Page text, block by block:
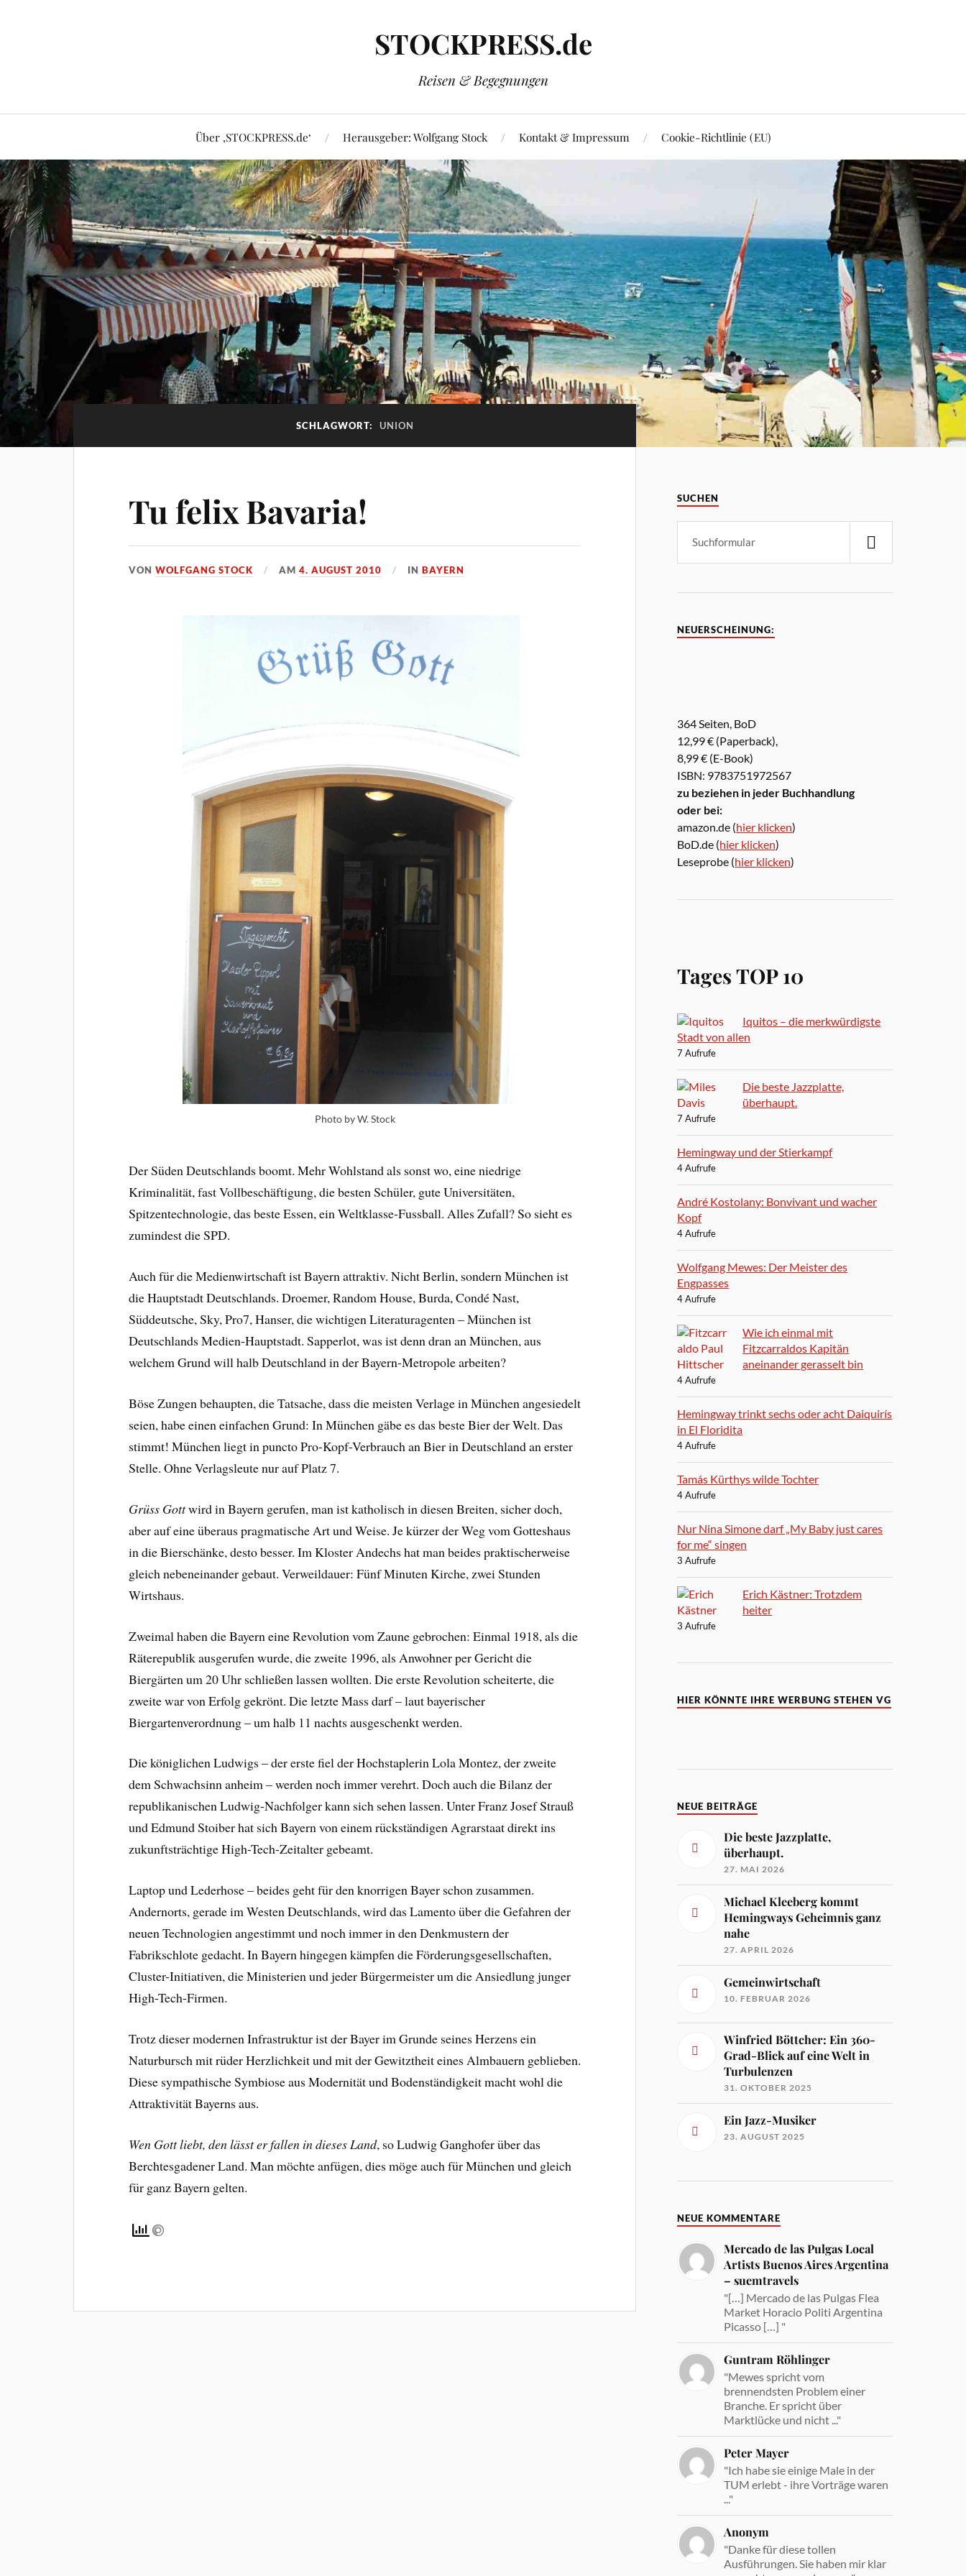
STOCKPRESS.de
Reisen & Begegnungen
Über ‚STOCKPRESS.de‘ Herausgeber: Wolfgang Stock Kontakt & Impressum Cookie-Richtlinie (EU)
SCHLAGWORT: UNION
Tu felix Bavaria!
VONWOLFGANG STOCK AM4. AUGUST 2010 INBAYERN
Photo by W. Stock
Der Süden Deutschlands boomt. Mehr Wohlstand als sonst wo, eine niedrige
Kriminalität, fast Vollbeschäftigung, die besten Schüler, gute Universitäten,
Spitzentechnologie, das beste Essen, ein Weltklasse-Fussball. Alles Zufall? So sieht es
zumindest die SPD.
Auch für die Medienwirtschaft ist Bayern attraktiv. Nicht Berlin, sondern München ist
die Hauptstadt Deutschlands. Droemer, Random House, Burda, Condé Nast,
Süddeutsche, Sky, Pro7, Hanser, die wichtigen Literaturagenten – München ist
Deutschlands Medien-Hauptstadt. Sapperlot, was ist denn dran an München, aus
welchem Grund will halb Deutschland in der Bayern-Metropole arbeiten?
Böse Zungen behaupten, die Tatsache, dass die meisten Verlage in München angesiedelt
seien, habe einen einfachen Grund: In München gäbe es das beste Bier der Welt. Das
stimmt! München liegt in puncto Pro-Kopf-Verbrauch an Bier in Deutschland an erster
Stelle. Ohne Verlagsleute nur auf Platz 7.
Grüss Gottwird in Bayern gerufen, man ist katholisch in diesen Breiten, sicher doch,
aber auf eine überaus pragmatische Art und Weise. Je kürzer der Weg vom Gotteshaus
in die Bierschänke, desto besser. Im Kloster Andechs hat man beides praktischerweise
gleich nebeneinander gebaut. Verweildauer: Fünf Minuten Kirche, zwei Stunden
Wirtshaus.
Zweimal haben die Bayern eine Revolution vom Zaune gebrochen: Einmal 1918, als die
Räterepublik ausgerufen wurde, die zweite 1996, als Anwohner per Gericht die
Biergärten um 20 Uhr schließen lassen wollten. Die erste Revolution scheiterte, die
zweite war von Erfolg gekrönt. Die letzte Mass darf – laut bayerischer
Biergartenverordnung – um halb 11 nachts ausge­schenkt werden.
Die königlichen Ludwigs – der erste fiel der Hochstaplerin Lola Montez, der zweite
dem Schwachsinn anheim – werden noch immer verehrt. Doch auch die Bilanz der
republikanischen Ludwig-Nachfolger kann sich sehen lassen. Unter Franz Josef Strauß
und Edmund Stoiber hat sich Bayern von einem rückständigen Agrarstaat direkt ins
zukunftsträchtige High-Tech-Zeitalter gebeamt.
Laptop und Lederhose – beides geht für den knorrigen Bayer schon zusammen.
Andernorts, gerade im Westen Deutschlands, wird das Lamento über die Gefahren der
neuen Technologien angestimmt und noch immer in den Denkmustern der
Fabrikschlote gedacht. In Bayern hingegen kämpfen die Förderungsgesellschaften,
Cluster-Initiativen, die Ministerien und jeder Bürgermeister um die Ansiedlung junger
High-Tech-Firmen.
Trotz dieser modernen Infrastruktur ist der Bayer im Grunde seines Herzens ein
Naturbursch mit rüder Herzlichkeit und mit der Gewitztheit eines Almbauern geblieben.
Diese sympathische Symbiose aus Modernität und Bodenständigkeit macht wohl die
Attraktivität Bayerns aus.
Wen Gott liebt, den lässt er fallen in dieses Land, so Ludwig Ganghofer über das
Berchtesgadener Land. Man möchte anfügen, dies möge auch für München und gleich
für ganz Bayern gelten.
SUCHEN
NEUERSCHEINUNG:
364 Seiten, BoD
12,99 € (Paperback),
8,99 € (E-Book)
ISBN: 9783751972567
zu beziehen in jeder Buchhandlung
oder bei:
amazon.de (hier klicken)
BoD.de (hier klicken)
Leseprobe (hier klicken)
Tages TOP 10
Iquitos – die merkwürdigste
Stadt von allen
7 Aufrufe
Die beste Jazzplatte,
überhaupt.
7 Aufrufe
Hemingway und der Stierkampf
4 Aufrufe
André Kostolany: Bonvivant und wacher
Kopf
4 Aufrufe
Wolfgang Mewes: Der Meister des
Engpasses
4 Aufrufe
Wie ich einmal mit
Fitzcarraldos Kapitän
aneinander gerasselt bin
4 Aufrufe
Hemingway trinkt sechs oder acht Daiquirís
in El Floridita
4 Aufrufe
Tamás Kürthys wilde Tochter
4 Aufrufe
Nur Nina Simone darf „My Baby just cares
for me“ singen
3 Aufrufe
Erich Kästner: Trotzdem
heiter
3 Aufrufe
HIER KÖNNTE IHRE WERBUNG STEHEN VG
NEUE BEITRÄGE
Die beste Jazzplatte,
überhaupt.
27. MAI 2026
Michael Kleeberg kommt
Hemingways Geheimnis ganz
nahe
27. APRIL 2026
Gemeinwirtschaft
10. FEBRUAR 2026
Winfried Böttcher: Ein 360-
Grad-Blick auf eine Welt in
Turbulenzen
31. OKTOBER 2025
Ein Jazz-Musiker
23. AUGUST 2025
NEUE KOMMENTARE
Mercado de las Pulgas Local
Artists Buenos Aires Argentina
– suemtravels
"[…] Mercado de las Pulgas Flea
Market Horacio Politi Argentina
Picasso […] "
Guntram Röhlinger
"Mewes spricht vom
brennendsten Problem einer
Branche. Er spricht über
Marktlücke und nicht ..."
Peter Mayer
"Ich habe sie einige Male in der
TUM erlebt - ihre Vorträge waren
..."
Anonym
"Danke für diese tollen
Ausführungen. Sie haben mir klar